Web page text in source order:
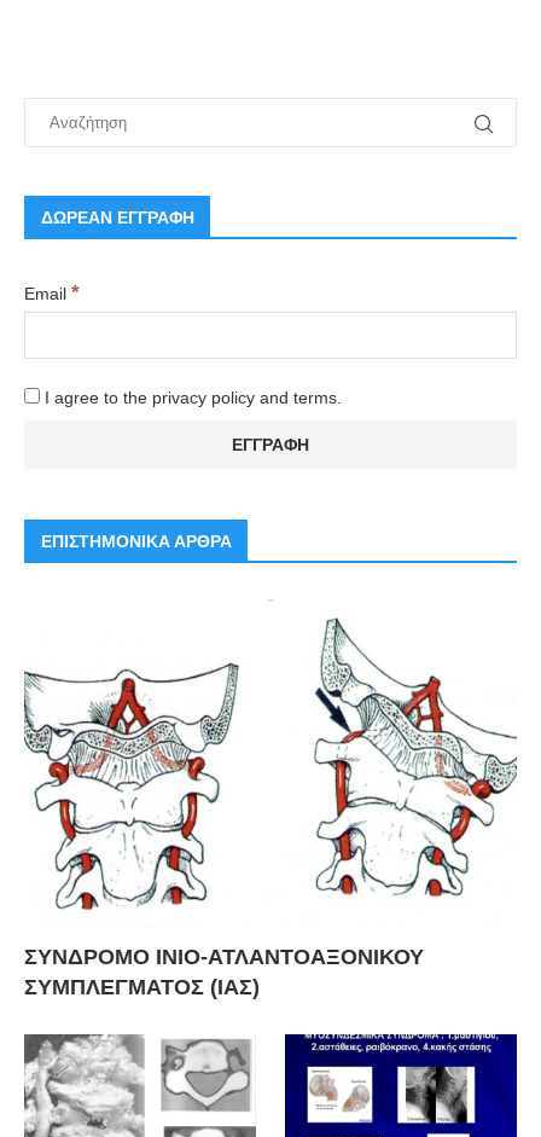
ΔΩΡΕΑΝ ΕΓΓΡΑΦΗ
Email *
I agree to the privacy policy and terms.
ΕΠΙΣΤΗΜΟΝΙΚΑ ΑΡΘΡΑ
ΣΥΝΔΡΟΜΟ ΙΝΙΟ-ΑΤΛΑΝΤΟΑΞΟΝΙΚΟΥ
ΣΥΜΠΛΕΓΜΑΤΟΣ (ΙΑΣ)